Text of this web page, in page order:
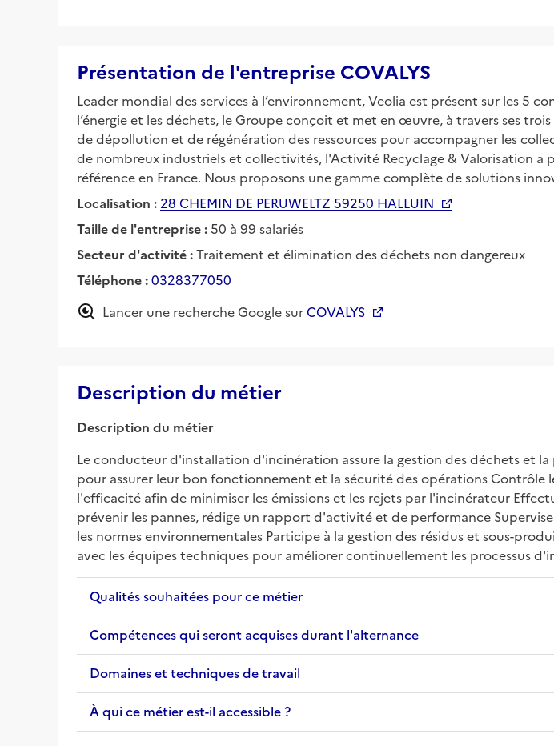
Présentation de l'entreprise COVALYS
Leader mondial des services à l’environnement, Veolia est présent sur les 5
l’énergie et les déchets, le Groupe conçoit et met en œuvre, à travers ses
de dépollution et de régénération des ressources pour accompagner les
de nombreux industriels et collectivités, l'Activité Recyclage & Valorisation
référence en France. Nous proposons une gamme complète de solutions
Localisation : 28 CHEMIN DE PERUWELTZ 59250 HALLUIN
Taille de l'entreprise : 50 à 99 salariés
Secteur d'activité :Traitement et élimination des déchets non dangereux
Téléphone :0328377050
Lancer une recherche Google surCOVALYS
Description du métier
Description du métier
Le conducteur d'installation d'incinération assure la gestion des déchets et
pour assurer leur bon fonctionnement et la sécurité des opérations Contrôle
l'efficacité afin de minimiser les émissions et les rejets par l'incinérateur
prévenir les pannes, rédige un rapport d'activité et de performance
les normes environnementales Participe à la gestion des résidus et sous-
avec les équipes techniques pour améliorer continuellement les processus
Qualités souhaitées pour ce métier
Compétences qui seront acquises durant l'alternance
Domaines et techniques de travail
À qui ce métier est-il accessible ?